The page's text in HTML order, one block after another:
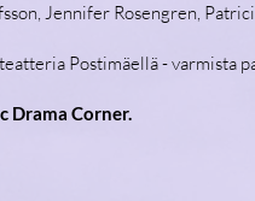
Jennifer Rosengren,
Postimäellä - varmista
Drama Corner.